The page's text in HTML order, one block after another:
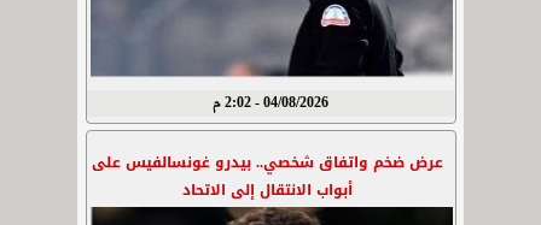
04/08/2026 - 2:02 م
عرض ضخم واتفاق شخصي.. بيدرو غونسالفيس على
أبواب الانتقال إلى الاتحاد